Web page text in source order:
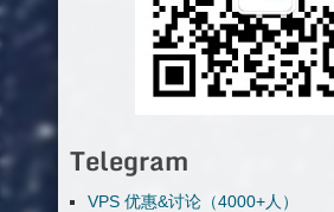
Telegram
VPS 优惠&讨论（4000+人）